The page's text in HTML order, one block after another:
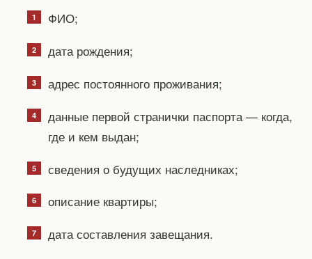
ФИО;
дата рождения;
адрес постоянного проживания;
данные первой странички паспорта — когда,
где и кем выдан;
сведения о будущих наследниках;
описание квартиры;
дата составления завещания.